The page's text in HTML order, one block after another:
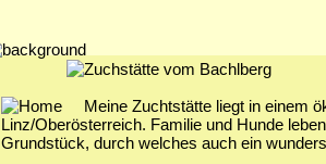
Meine Zuchtstätte liegt in einem
Linz/Oberösterreich. Familie und Hunde
Grundstück, durch welches auch ein